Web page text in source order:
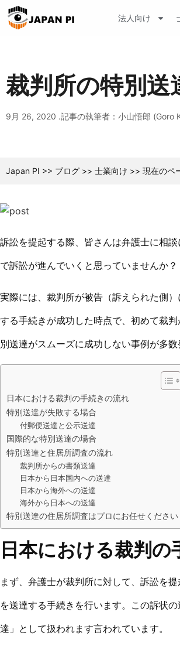
法人向け
裁判所の特別
9月 26, 2020 .記事の執筆者：小山悟郎 (Goro
Japan PI >> ブログ >> 士業向け >> 現在のペ
訴訟を提起する際、皆さんは弁護士に相
で訴訟が進んでいくと思っていませんか？
実際には、裁判所が被告（訴えられた側
する手続きが成功した時点で、初めて裁
別送達がスムーズに成功しない事例が多
日本における裁判の手続きの流れ
特別送達が失敗する場合
付郵便送達と公示送達
国際的な特別送達の場合
特別送達と住居所調査の流れ
裁判所からの書類送達
日本から日本国内への送達
日本から海外への送達
海外から日本への送達
特別送達の住居所調査はプロにお任せください
日本における裁判の
まず、弁護士が裁判所に対して、訴訟を
を送達する手続きを行います。この訴状
達」として扱われます言われています。